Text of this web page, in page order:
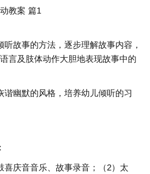
教案 篇1
听故事的方法，逐步理解故事内容，
言及肢体动作大胆地表现故事中的
谐幽默的风格，培养幼儿倾听的习
喜庆音音乐、故事录音；（2）太